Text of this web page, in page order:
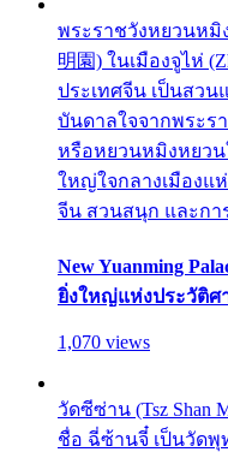
พระราชวังหยวนหมิง
明園) ในเมืองจูไห่
ประเทศจีน เป็นสวน
บันดาลใจจากพระรา
หรือหยวนหมิงหยว
ใหญ่ใจกลางเมืองแ
จีน สวนสนุก และกา
New Yuanming
ยิ่งใหญ่แห่งประวัติศ
1,070 views
วัดซีซ่าน (Tsz Shan
ชื่อ ฉี่ซ้านจี๋ เป็นวัดพุ